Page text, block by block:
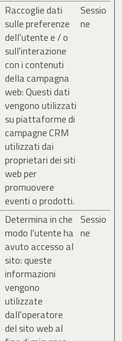
Raccoglie dati
sulle preferenze
dell'utente e / o
sull'interazione
con i contenuti
della campagna
web: Questi dati
vengono utilizzati
su piattaforme di
campagne CRM
utilizzati dai
proprietari dei siti
web per
promuovere
eventi o prodotti.
Sessio
ne
Determina in che
modo l'utente ha
avuto accesso al
sito: queste
informazioni
vengono
utilizzate
dall'operatore
del sito web al
Sessio
ne